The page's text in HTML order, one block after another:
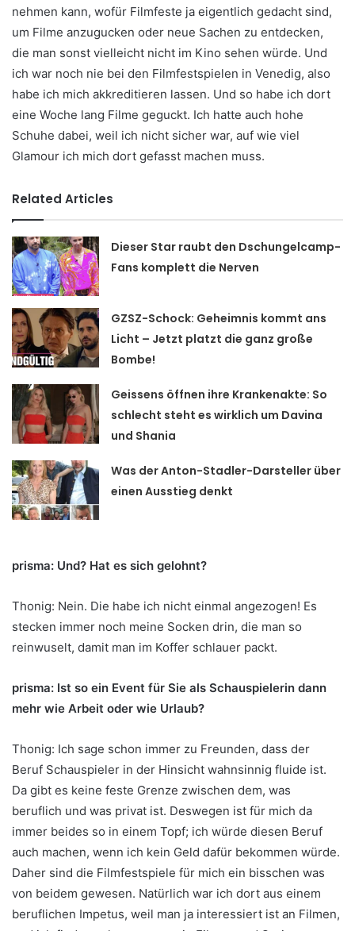
nehmen kann, wofür Filmfeste ja eigentlich gedacht sind,
um Filme anzugucken oder neue Sachen zu entdecken,
die man sonst vielleicht nicht im Kino sehen würde. Und
ich war noch nie bei den Filmfestspielen in Venedig, also
habe ich mich akkreditieren lassen. Und so habe ich dort
eine Woche lang Filme geguckt. Ich hatte auch hohe
Schuhe dabei, weil ich nicht sicher war, auf wie viel
Glamour ich mich dort gefasst machen muss.
Related Articles
Dieser Star raubt den Dschungelcamp-
Fans komplett die Nerven
GZSZ-Schock: Geheimnis kommt ans
Licht – Jetzt platzt die ganz große
Bombe!
Geissens öffnen ihre Krankenakte: So
schlecht steht es wirklich um Davina
und Shania
Was der Anton-Stadler-Darsteller über
einen Ausstieg denkt
prisma: Und? Hat es sich gelohnt?
Thonig: Nein. Die habe ich nicht einmal angezogen! Es
stecken immer noch meine Socken drin, die man so
reinwuselt, damit man im Koffer schlauer packt.
prisma: Ist so ein Event für Sie als Schauspielerin dann
mehr wie Arbeit oder wie Urlaub?
Thonig: Ich sage schon immer zu Freunden, dass der
Beruf Schauspieler in der Hinsicht wahnsinnig fluide ist.
Da gibt es keine feste Grenze zwischen dem, was
beruflich und was privat ist. Deswegen ist für mich da
immer beides so in einem Topf; ich würde diesen Beruf
auch machen, wenn ich kein Geld dafür bekommen würde.
Daher sind die Filmfestspiele für mich ein bisschen was
von beidem gewesen. Natürlich war ich dort aus einem
beruflichen Impetus, weil man ja interessiert ist an Filmen,